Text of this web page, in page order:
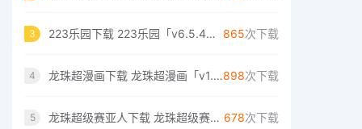
3 223乐园下载 223乐园「v6.5.4」绿色版 865次下载
4 龙珠超漫画下载 龙珠超漫画「v1.0.8」绿色版898次下载
5 龙珠超级赛亚人下载 龙珠超级赛亚人「v4.1.1」修改版 678次下载